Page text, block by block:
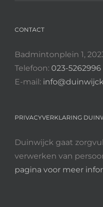
CONTACT
Badmintonplein 1,
Telefoon: 023-5262996
E-mail:
PRIVACYVERKLARING
Duinwijck gaat
verwerken van
pagina voor meer